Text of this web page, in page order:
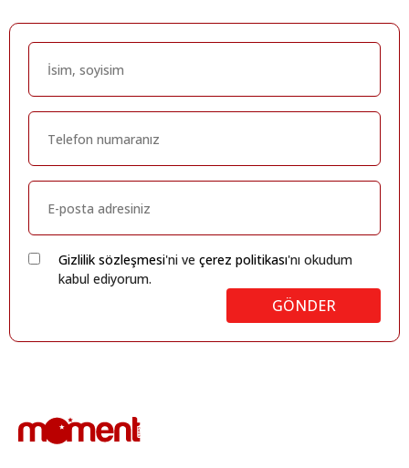
Gizlilik sözleşmesi'ni ve çerez politikası'nı okudum
kabul ediyorum.
GÖNDER